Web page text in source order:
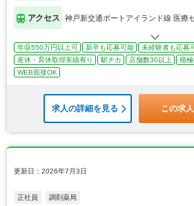
アクセス 神戸新交通ポートアイランド線 医療
年収550万円以上可 新卒も応募可能 未経験者も応募
産休・育休取得実績有り
駅チカ 店舗数30以上 積
WEB面接OK
求人の詳細を見る この求
更新日：2026年7月3日
正社員 調剤薬局